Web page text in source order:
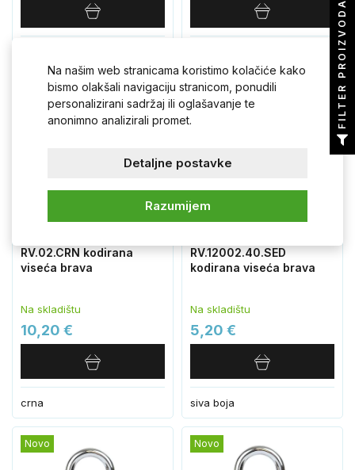
RV.02.CRN kodirana
viseća brava
Na skladištu
10,20 €
crna
Novo
RV.12002.40.SED
kodirana viseća brava
Na skladištu
5,20 €
siva boja
Novo Novo
Na našim web stranicama koristimo kolačiće kako
bismo olakšali navigaciju stranicom, ponudili
personalizirani sadržaj ili oglašavanje te
anonimno analizirali promet.
Razumijem
Detaljne postavke
FILTER PROIZVODA